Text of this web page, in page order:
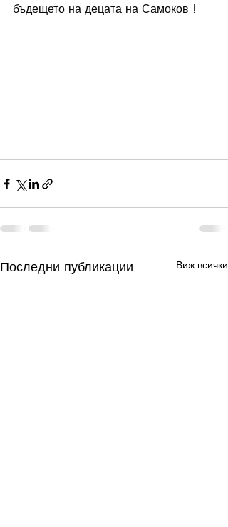
бъдещето на децата на Самоков !
Последни публикации Виж всички